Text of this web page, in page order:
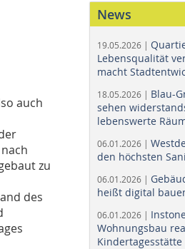
auch
zu
des
News
19.05.2026 |
Lebensqualität
macht
18.05.2026 | Blau-
sehen
lebenswerte
06.01.2026 |
den höchsten
06.01.2026 |
heißt digital
06.01.2026 |
Wohnungsbau
Kindertagesstätte